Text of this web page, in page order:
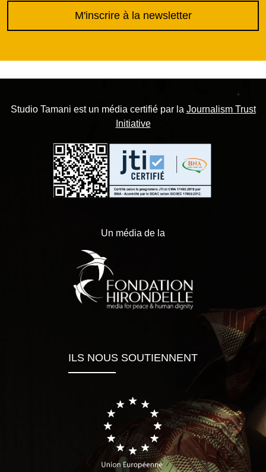
M'inscrire à la newsletter
Studio Tamani est un média certifié par la Journalism Trust
Initiative
Un média de la
ILS NOUS SOUTIENNENT